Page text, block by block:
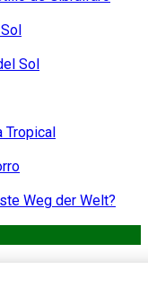
Sol
Tropical
Weg der Welt?